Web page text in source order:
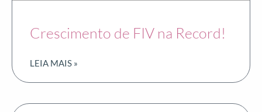
Crescimento de FIV na Record!
LEIA MAIS »